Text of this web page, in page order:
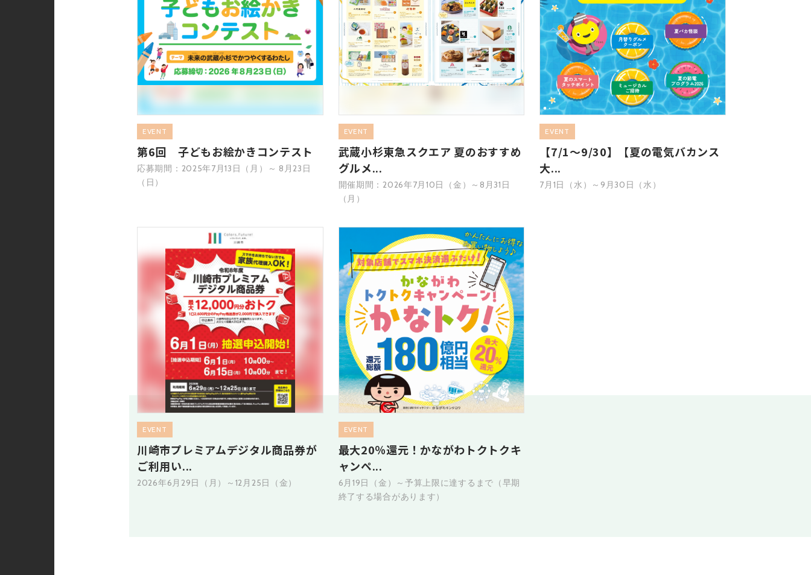
EVENT
第6回 子どもお絵かきコンテスト
応募期間：2025年7月13日（月）～ 8月23日
（日）
EVENT
武蔵小杉東急スクエア 夏のおすすめ
グルメ...
開催期間：2026年7月10日（金）～8月31日
（月）
EVENT
【7/1～9/30】【夏の電気バカンス
大...
7月1日（水）～9月30日（水）
EVENT
川崎市プレミアムデジタル商品券が
ご利用い...
2026年6月29日（月）～12月25日（金）
EVENT
最大20％還元！かながわトクトクキ
ャンペ...
6月19日（金）～予算上限に達するまで（早期
終了する場合があります）